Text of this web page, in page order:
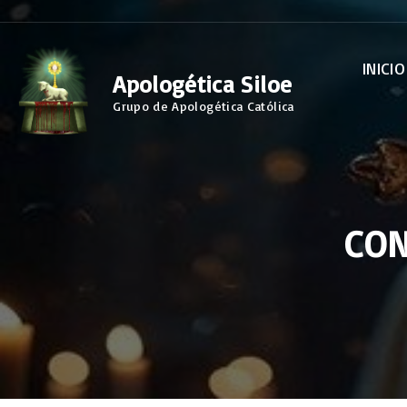
e
n
t
Apologética Siloe
Grupo de Apologética Católica
INICIO